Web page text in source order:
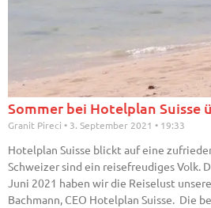
Sommer bei Hotelplan Suisse
Granit Pireci 3. September 2021 19:33
Hotelplan Suisse blickt auf eine
Schweizer sind ein reisefreudiges Volk.
Juni 2021 haben wir die Reiselust
Bachmann, CEO Hotelplan Suisse. Die